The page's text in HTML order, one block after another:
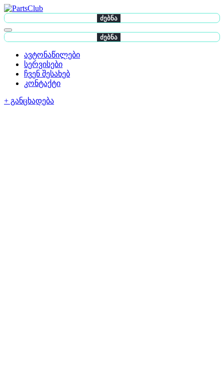
ძებნა
ძებნა
ავტონაწილები
სერვისები
ჩვენ შესახებ
კონტაქტი
+ განცხადება